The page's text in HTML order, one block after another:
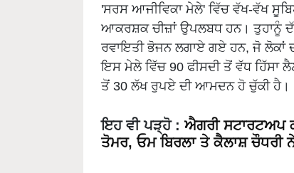
'ਸਰਸ ਆਜੀਵਿਕਾ ਮੇਲੇ' ਵਿੱਚ ਵੱਖ-ਵੱਖ
ਆਕਰਸ਼ਕ ਚੀਜ਼ਾਂ ਉਪਲਬਧ ਹਨ। ਤੁਹਾਨੂੰ
ਰਵਾਇਤੀ ਭੋਜਨ ਲਗਾਏ ਗਏ ਹਨ, ਜੋ ਲੋਕਾਂ
ਇਸ ਮੇਲੇ ਵਿੱਚ 90 ਫੀਸਦੀ ਤੋਂ ਵੱਧ ਹਿੱਸਾ
ਤੋਂ 30 ਲੱਖ ਰੁਪਏ ਦੀ ਆਮਦਨ ਹੋ ਚੁੱਕੀ ਹੈ।
ਇਹ ਵੀ ਪੜ੍ਹੋ :ਐਗਰੀ ਸਟਾਰਟਅਪ
ਤੋਮਰ, ਓਮ ਬਿਰਲਾ ਤੇ ਕੈਲਾਸ਼ ਚੌਧਰੀ